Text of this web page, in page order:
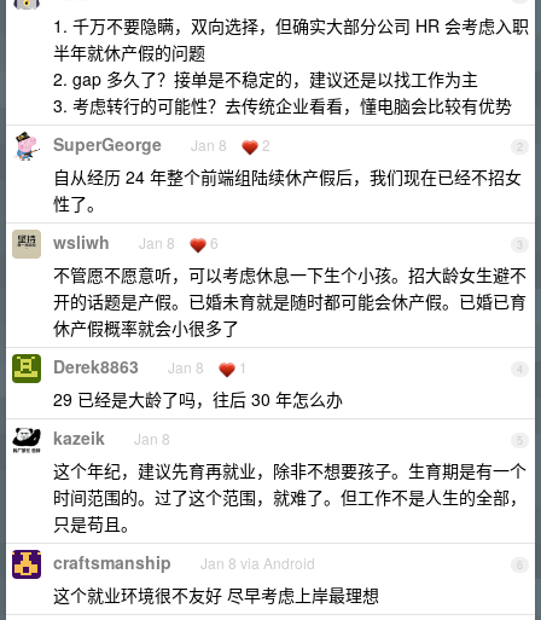
1. 千万不要隐瞒，双向选择，但确实大部分公司 HR 会考虑入职
半年就休产假的问题
2. gap 多久了？接单是不稳定的，建议还是以找工作为主
3. 考虑转行的可能性？去传统企业看看，懂电脑会比较有优势
2
SuperGeorge Jan 8 2
自从经历 24 年整个前端组陆续休产假后，我们现在已经不招女
性了。
3
wsliwh Jan 8 6
不管愿不愿意听，可以考虑休息一下生个小孩。招大龄女生避不
开的话题是产假。已婚未育就是随时都可能会休产假。已婚已育
休产假概率就会小很多了
4
Derek8863 Jan 8 1
29 已经是大龄了吗，往后 30 年怎么办
5
kazeik Jan 8
这个年纪，建议先育再就业，除非不想要孩子。生育期是有一个
时间范围的。过了这个范围，就难了。但工作不是人生的全部，
只是苟且。
6
craftsmanship Jan 8 via Android
这个就业环境很不友好 尽早考虑上岸最理想